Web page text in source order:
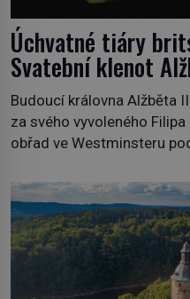
Úchvatné tiáry
Svatební klenot
Budoucí královna Alžběta
za svého vyvoleného
obřad ve Westminsteru
soukromé kolekce –
„Je to ošklivá špičatá
politik Sir Henry Channon